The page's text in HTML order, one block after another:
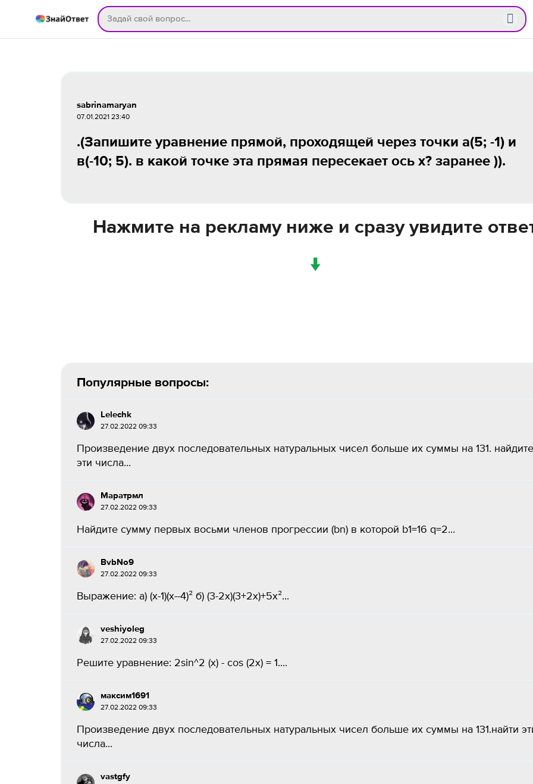
sabrinamaryan
07.01.2021 23:40
.(Запишите уравнение прямой, проходящей через точки а(5; -1) и
в(-10; 5). в какой точке эта прямая пересекает ось x? заранее )).
Нажмите на рекламу ниже и сразу увидите
↓
Популярные вопросы:
Lelechk
27.02.2022 09:33
Произведение двух последовательных натуральных чисел больше их суммы на 131. найдите
эти числа...
Маратрмл
27.02.2022 09:33
Найдите сумму первых восьми членов прогрессии (bn) в которой b1=16 q=2...
BvbNo9
27.02.2022 09:33
Выражение: а) (x-1)(x--4)² б) (3-2x)(3+2x)+5x²...
veshiyoleg
27.02.2022 09:33
Решите уравнение: 2sin^2 (x) - cos (2x) = 1....
максим1691
27.02.2022 09:33
Произведение двух последовательных натуральных чисел больше их суммы на 131.найти
числа...
vastgfy